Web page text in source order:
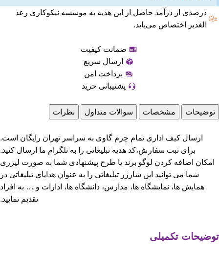
درصدی از درآمد حاصل از این هدیه به موسسه نیکوکاری رعد
الغدیر اختصاص می‌یابد.
ضمانت کیفیت
ارسال سریع
پرداخت امن
پشتیبانی خرید
توضیحات مشخصات سوالات متداول نظرات
ارسال کیف اداری تمام چرم گاوی به سراسر تهران رایگان است.
برای ثبت سفارش،کد هدیه تبلیغاتی را به تلگرام ما ارسال کنید.
امکان اضافه کردن لوگو برند یا طرح پیشنهادی شما به صورت لیزری
شما می توانید این شارژر تبلیغاتی را به عنوان هدایای تبلیغاتی در
همایش ها، نمایشگاه ها، مدارس، دانشگاه ها، ادارات و … به افراد
تقدیم نمایید.
توضیحات تکمیلی